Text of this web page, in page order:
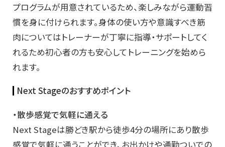
プログラムが用意されているため、楽しみながら運動習
慣を身に付けられます。身体の使い方や意識すべき筋
肉についてはトレーナーが丁寧に指導・サポートしてく
れるため初心者の方も安心してトレーニングを始めら
れます。
Next Stageのおすすめポイント
・散歩感覚で気軽に通える
Next Stageは勝どき駅から徒歩4分の場所にあり散歩
感覚で気軽に通うことができ、お出かけや通勤ついでの